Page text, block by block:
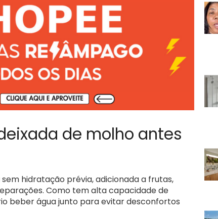
de molho antes
hidratação prévia, adicionada a frutas,
Como tem alta capacidade de
beber água junto para evitar desconfortos